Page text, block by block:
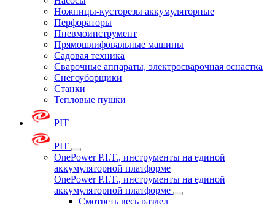
Ножницы-кусторезы аккумуляторные
Перфораторы
Пневмоинструмент
Прямошлифовальные машины
Садовая техника
Сварочные аппараты, электросварочная оснастка
Снегоуборщики
Станки
Тепловые пушки
PIT
PIT
OnePower P.I.T., инструменты на единой
аккумуляторной платформе
OnePower P.I.T., инструменты на единой
аккумуляторной платформе
Смотреть весь раздел